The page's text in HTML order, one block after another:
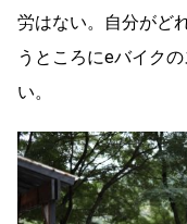
労はない。自分がど
うところにeバイク
い。